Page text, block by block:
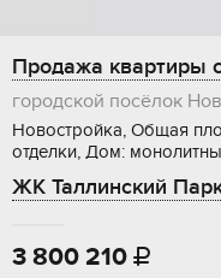
Продажа квартиры
городской посёлок
Новостройка, Общая
отделки, Дом:
ЖК Таллинский
3 800 210 